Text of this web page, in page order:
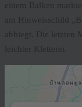
einem Balken
am Hinweisschild
abbiegt. Die letzten
leichter Kletterei.